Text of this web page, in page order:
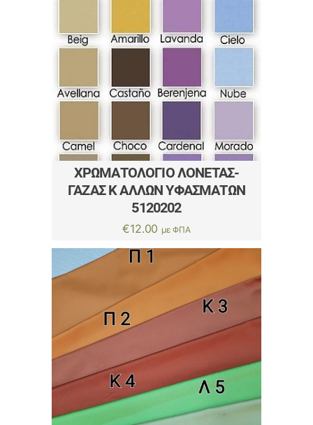
ΧΡΩΜΑΤΟΛΌΓΙΟ ΛΟΝΈΤΑΣ-
ΓΆΖΑΣ Κ ΆΛΛΩΝ ΥΦΑΣΜΆΤΩΝ
5120202
€12.00 με ΦΠΑ